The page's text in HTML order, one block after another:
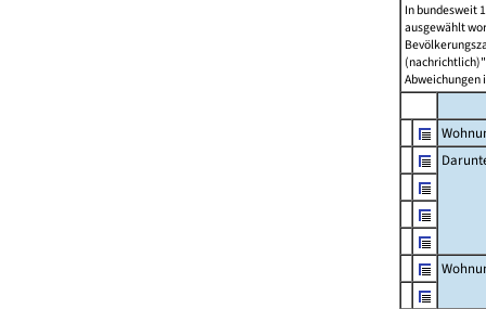
In bundesweit
ausgewählt
Abweichungen